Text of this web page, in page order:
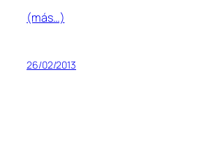
(más…)
26/02/2013